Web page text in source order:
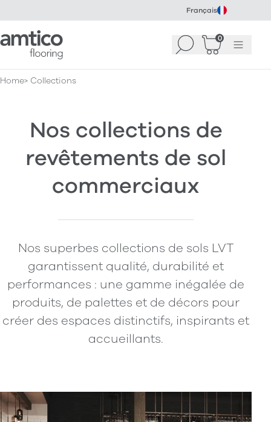
Français
Amtico Flooring Recherche
0
Panier(0)
Menu
Home Collections
Nos collections de
revêtements de sol
commerciaux
Nos superbes collections de sols LVT
garantissent qualité, durabilité et
performances : une gamme inégalée de
produits, de palettes et de décors pour
créer des espaces distinctifs, inspirants et
accueillants.